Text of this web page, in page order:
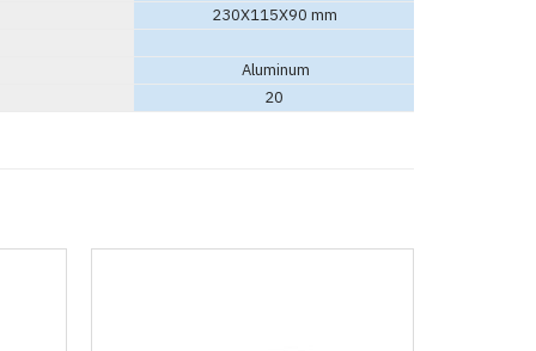
230X115X90 mm
Aluminum
20